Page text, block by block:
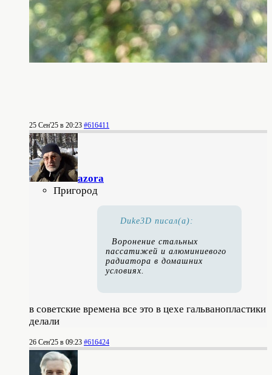
25 Сен'25 в 20:23 #616411
azora
Пригород
Duke3D писал(а):
Воронение стальных
пассатижей и алюминиевого
радиатора в домашних
условиях.
в советские времена все это в цехе гальванопластики
делали
26 Сен'25 в 09:23 #616424